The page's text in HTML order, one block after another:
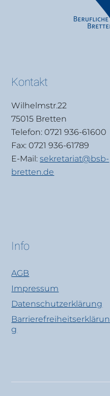
Kontakt
Wilhelmstr.22
75015 Bretten
Telefon: 0721 936-61600
Fax: 0721 936-61789
E-Mail: sekretariat@bsb-
bretten.de
Info
AGB
Impressum
Datenschutzerklärung
Barrierefreiheitserklärun
g